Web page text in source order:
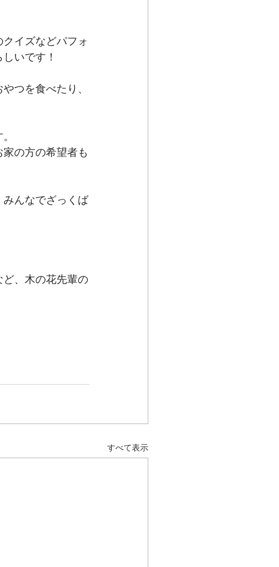
イズなどパフォ
いです！
つを食べたり、
の方の希望者も
んなでざっくば
、木の花先輩の
すべて表示